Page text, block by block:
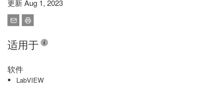
更新 Aug 1, 2023
适用于
软件
LabVIEW